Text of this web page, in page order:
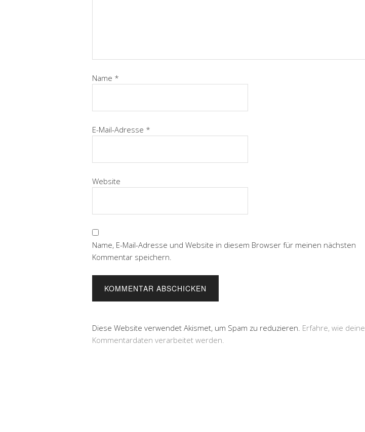
Name *
E-Mail-Adresse *
Website
Name, E-Mail-Adresse und Website in diesem Browser für meinen nächsten
Kommentar speichern.
Diese Website verwendet Akismet, um Spam zu reduzieren. Erfahre, wie deine
Kommentardaten verarbeitet werden.